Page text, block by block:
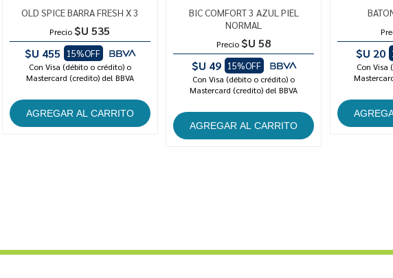
OLD SPICE BARRA FRESH X 3
Precio $U 535
$U 455
15%OFF
Con Visa (débito o crédito) o
Mastercard (credito) del BBVA
BIC COMFORT 3 AZUL PIEL
NORMAL
Precio $U 58
$U 49 15%OFF
Con Visa (débito o crédito) o
Mastercard (credito) del BBVA
$U 20
Con Visa